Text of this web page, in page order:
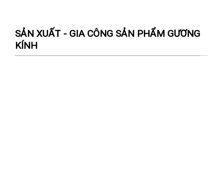
SẢN XUẤT - GIA CÔNG SẢN PHẨM GƯƠNG
KÍNH